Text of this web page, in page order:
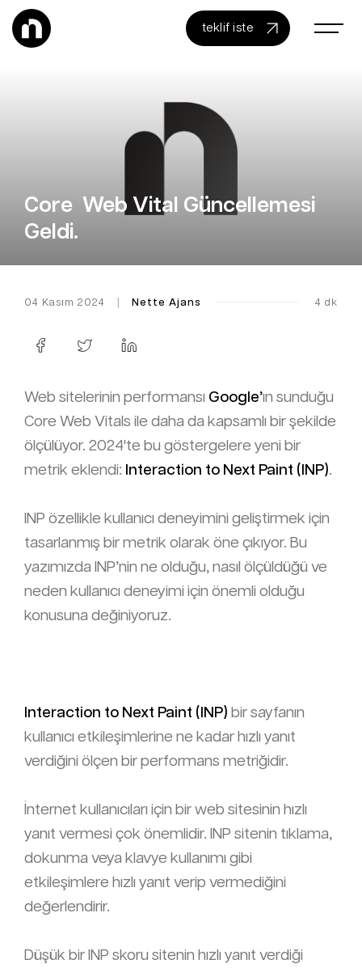
teklif iste
Core Web Vital Güncellemesi
Geldi.
04 Kasım 2024 Nette Ajans 4 dk
Web sitelerinin performansı Google’ın sunduğu
Core Web Vitals ile daha da kapsamlı bir şekilde
ölçülüyor. 2024'te bu göstergelere yeni bir
metrik eklendi: Interaction to Next Paint (INP).
INP özellikle kullanıcı deneyimini geliştirmek için
tasarlanmış bir metrik olarak öne çıkıyor. Bu
yazımızda INP’nin ne olduğu, nasıl ölçüldüğü ve
neden kullanıcı deneyimi için önemli olduğu
konusuna değiniyoruz.
Interaction to Next Paint (INP) bir sayfanın
kullanıcı etkileşimlerine ne kadar hızlı yanıt
verdiğini ölçen bir performans metriğidir.
İnternet kullanıcıları için bir web sitesinin hızlı
yanıt vermesi çok önemlidir. INP sitenin tıklama,
dokunma veya klavye kullanımı gibi
etkileşimlere hızlı yanıt verip vermediğini
değerlendirir.
Düşük bir INP skoru sitenin hızlı yanıt verdiği